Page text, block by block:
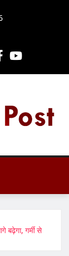
गर्मी से